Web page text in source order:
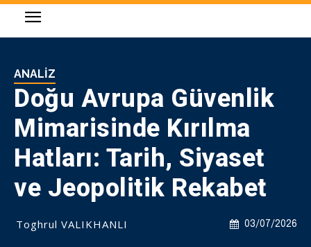
ANALIZ
Doğu Avrupa Güvenlik
Mimarisinde Kırılma
Hatları: Tarih, Siyaset
ve Jeopolitik Rekabet
03/07/2026
Toghrul VALIKHANLI